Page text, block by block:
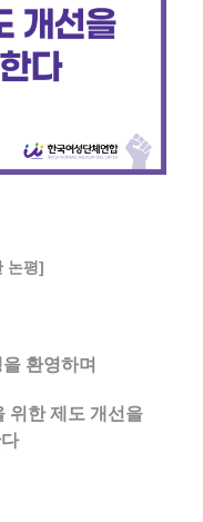
논평]
환영하며
위한 제도 개선을